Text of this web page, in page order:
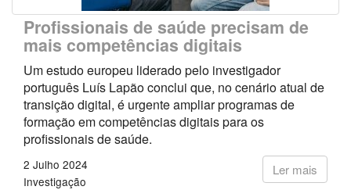
Profissionais de saúde precisam de
mais competências digitais
Um estudo europeu liderado pelo investigador
português Luís Lapão conclui que, no cenário atual de
transição digital, é urgente ampliar programas de
formação em competências digitais para os
profissionais de saúde.
Ler mais
2 Julho 2024
Investigação